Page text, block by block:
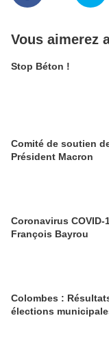
Vous aimerez
Stop Béton !
Comité de soutien
Président Macron
Coronavirus COVID-
François Bayrou
Colombes :
élections